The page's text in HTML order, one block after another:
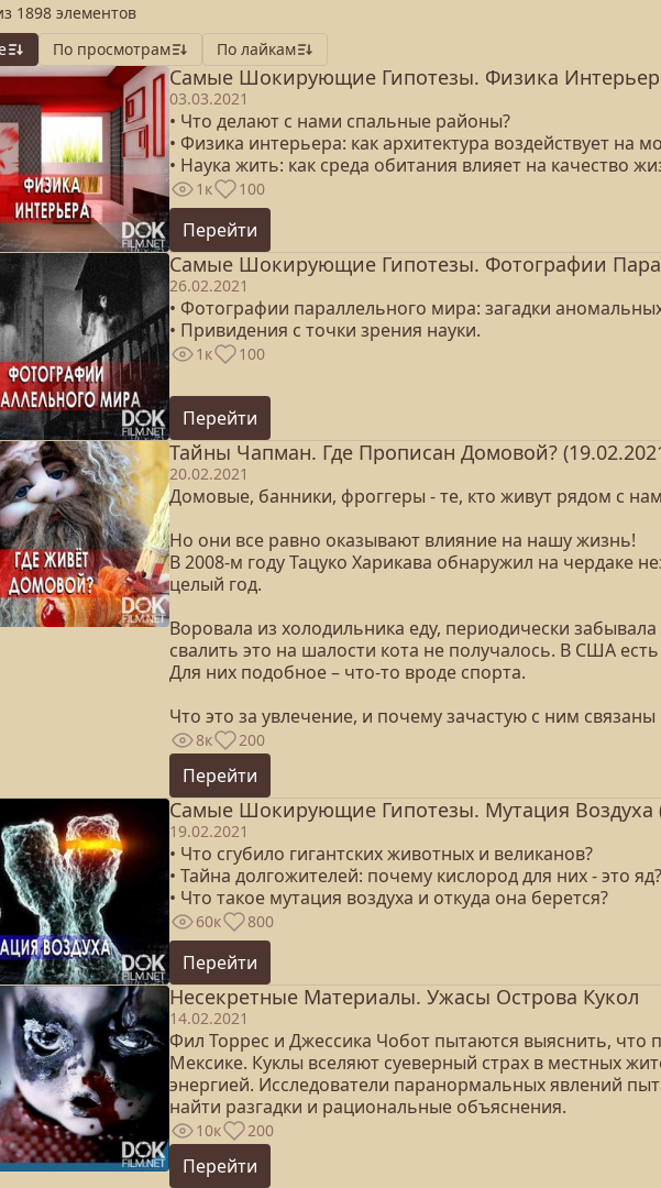
1898 элементов
По просмотрам По лайкам
Самые Шокирующие Гипотезы. Физика
03.03.2021
• Что делают с нами спальные районы?
• Физика интерьера: как архитектура воздействует на
• Наука жить: как среда обитания влияет на качество
1к 100
Перейти
Самые Шокирующие Гипотезы. Фотографии
26.02.2021
• Фотографии параллельного мира: загадки
• Привидения с точки зрения науки.
1к 100
Перейти
Тайны Чапман. Где Прописан Домовой?
20.02.2021
Домовые, банники, фроггеры - те, кто живут рядом с
Но они все равно оказывают влияние на нашу жизнь!
В 2008-м году Тацуко Харикава обнаружил на чердаке
целый год.
Воровала из холодильника еду, периодически
свалить это на шалости кота не получалось. В США
Для них подобное – что-то вроде спорта.
Что это за увлечение, и почему зачастую с ним
8к 200
Перейти
Самые Шокирующие Гипотезы. Мутация Воздуха
19.02.2021
• Что сгубило гигантских животных и великанов?
• Тайна долгожителей: почему кислород для них - это яд?
• Что такое мутация воздуха и откуда она берется?
60к 800
Перейти
Несекретные Материалы. Ужасы Острова Кукол
14.02.2021
Фил Торрес и Джессика Чобот пытаются выяснить, что
Мексике. Куклы вселяют суеверный страх в местных
энергией. Исследователи паранормальных явлений
найти разгадки и рациональные объяснения.
10к 200
Перейти